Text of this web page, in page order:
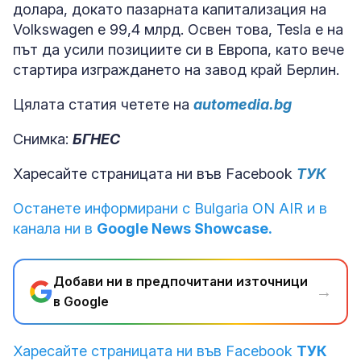
долара, докато пазарната капитализация на
Volkswagen е 99,4 млрд. Освен това, Tesla е на
път да усили позициите си в Европа, като вече
стартира изграждането на завод край Берлин.
Цялата статия четете на automedia.bg
Снимка: БГНЕС
Харесайте страницата ни във Facebook ТУК
Останете информирани с Bulgaria ON AIR и в
канала ни в Google News Showcase.
Добави ни в предпочитани източници
в Google
→
Харесайте страницата ни във Facebook ТУК